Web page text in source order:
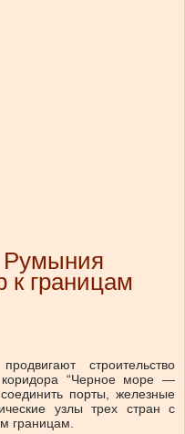
Румыния
к границам
строительство
коридора “Черное море —
порты, железные
узлы трех стран с
границам.